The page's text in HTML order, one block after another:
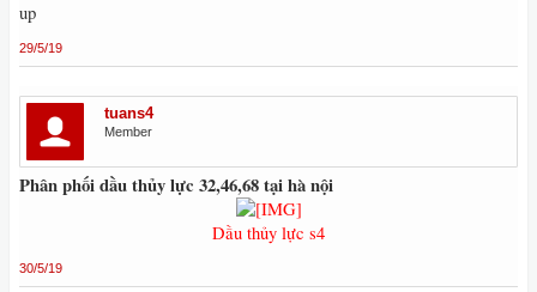
up
29/5/19
tuans4
Member
Phân phối dầu thủy lực 32,46,68 tại hà nội
Dầu thủy lực s4
30/5/19